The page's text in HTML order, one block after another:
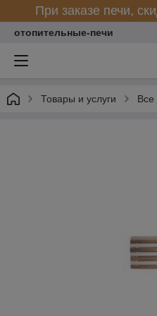
При заказе печи,
отопительные-печи
Товары и услуги Все